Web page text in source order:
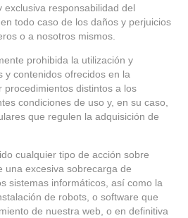
exclusiva responsabilidad del
todo caso de los daños y perjuicios
o a nosotros mismos.
prohibida la utilización y
y contenidos ofrecidos en la
procedimientos distintos a los
condiciones de uso y, en su caso,
que regulen la adquisición de
cualquier tipo de acción sobre
una excesiva sobrecarga de
sistemas informáticos, así como la
de robots, o software que
de nuestra web, o en definitiva